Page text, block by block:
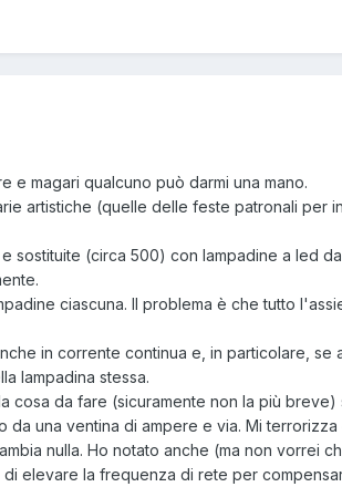
e magari qualcuno può darmi una mano.
artistiche (quelle delle feste patronali
sostituite (circa 500) con lampadine a led
ciascuna. Il problema è che tutto
in corrente continua e, in particolare,
lampadina stessa.
da fare (sicuramente non la più
da una ventina di ampere e via. Mi
nulla. Ho notato anche (ma non vorrei
elevare la frequenza di rete per